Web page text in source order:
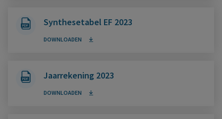
Synthesetabel EF 2023
DOWNLOADEN
Jaarrekening 2023
DOWNLOADEN